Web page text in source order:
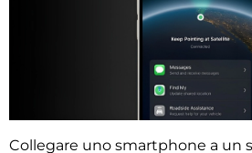
Collegare uno smartphone a un